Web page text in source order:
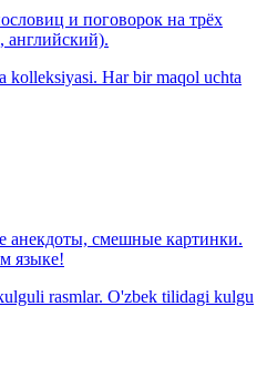
и поговорок на трёх
английский).
kolleksiyasi. Har bir maqol uchta
анекдоты, смешные картинки.
языке!
rasmlar. O'zbek tilidagi kulgu